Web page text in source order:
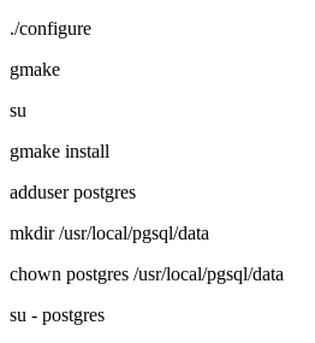
./configure
gmake
su
gmake install
adduser postgres
mkdir /usr/local/pgsql/data
chown postgres /usr/local/pgsql/data
su - postgres